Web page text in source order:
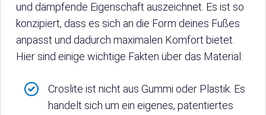
und dämpfende Eigenschaft auszeichnet. Es ist so
konzipiert, dass es sich an die Form deines Fußes
anpasst und dadurch maximalen Komfort bietet.
Hier sind einige wichtige Fakten über das Material:
Croslite ist nicht aus Gummi oder Plastik. Es
handelt sich um ein eigenes, patentiertes